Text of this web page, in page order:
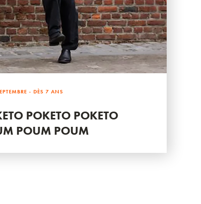
- DÈS 7 ANS
POKETO POKETO
POUM POUM